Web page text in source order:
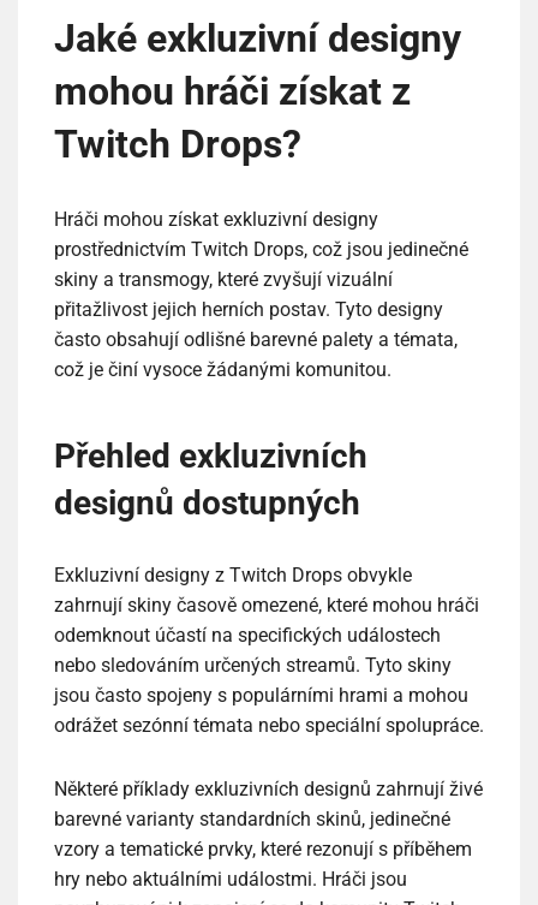
Jaké exkluzivní designy
mohou hráči získat z
Twitch Drops?
Hráči mohou získat exkluzivní designy
prostřednictvím Twitch Drops, což jsou jedinečné
skiny a transmogy, které zvyšují vizuální
přitažlivost jejich herních postav. Tyto designy
často obsahují odlišné barevné palety a témata,
což je činí vysoce žádanými komunitou.
Přehled exkluzivních
designů dostupných
Exkluzivní designy z Twitch Drops obvykle
zahrnují skiny časově omezené, které mohou hráči
odemknout účastí na specifických událostech
nebo sledováním určených streamů. Tyto skiny
jsou často spojeny s populárními hrami a mohou
odrážet sezónní témata nebo speciální spolupráce.
Některé příklady exkluzivních designů zahrnují živé
barevné varianty standardních skinů, jedinečné
vzory a tematické prvky, které rezonují s příběhem
hry nebo aktuálními událostmi. Hráči jsou